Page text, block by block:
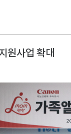
원사업 확대